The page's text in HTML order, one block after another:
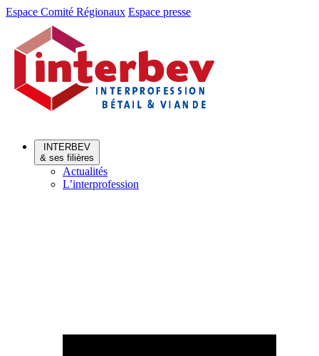
Aller
Aller
contenu
Espace Comité Régionaux Espace presse
INTERBEV
& ses filières
Actualités
L’interprofession